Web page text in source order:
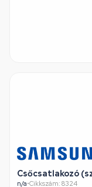
Csőcsatlakozó
n/a•Cikkszám: 8324